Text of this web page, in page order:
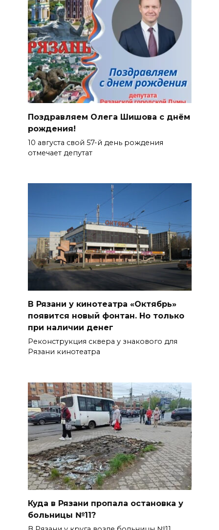
Поздравляем Олега Шишова с днём
рождения!
10 августа свой 57-й день рождения
отмечает депутат
В Рязани у кинотеатра «Октябрь»
появится новый фонтан. Но только
при наличии денег
Реконструкция сквера у знакового для
Рязани кинотеатра
Куда в Рязани пропала остановка у
больницы №11?